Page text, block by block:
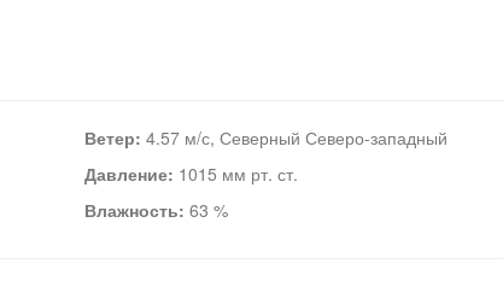
Ветер: 4.57 м/с, Северный Северо-западный
Давление: 1015 мм рт. ст.
Влажность: 63 %